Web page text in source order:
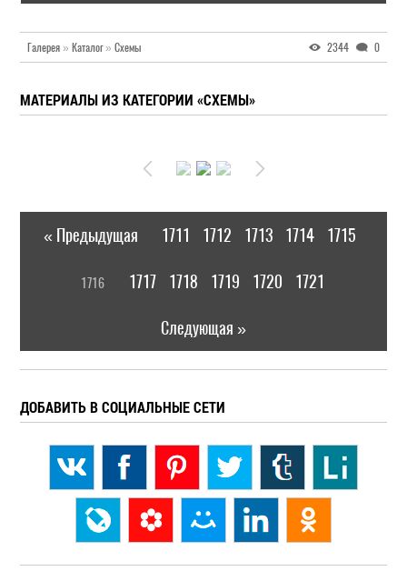
Галерея » Каталог» Схемы 2344 0
МАТЕРИАЛЫ ИЗ КАТЕГОРИИ «СХЕМЫ»
« Предыдущая 1711 1712 1713 1714 1715
1716 1717 1718 1719 1720 1721
Следующая »
ДОБАВИТЬ В СОЦИАЛЬНЫЕ СЕТИ